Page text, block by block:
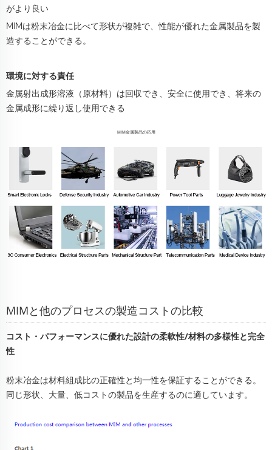
がより良い
MIMは粉末冶金に比べて形状が複雑で、性能が優れた金属製品を製
造することができる。
環境に対する責任
金属射出成形溶液（原材料）は回収でき、安全に使用でき、将来の
金属成形に繰り返し使用できる
MIM金属製品の応用
MIMと他のプロセスの製造コストの比較
コスト・パフォーマンスに優れた設計の柔軟性/材料の多様性と完全
性
粉末冶金は材料組成比の正確性と均一性を保証することができる。
同じ形状、大量、低コストの製品を生産するのに適しています。